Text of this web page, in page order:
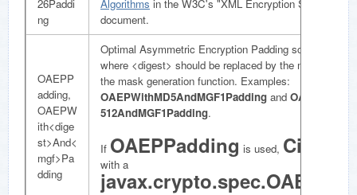
26Paddi
ng
Algorithms in the W3C's "XML Encryption Syntax and
document.
OAEPP
adding,
OAEPW
ith<dige
st>And<
mgf>Pa
dding
Optimal Asymmetric Encryption Padding scheme
where <digest> should be replaced by the message
the mask generation function. Examples:
OAEPWithMD5AndMGF1Padding and
512AndMGF1Padding.
If OAEPPadding is used, Cipher
with a